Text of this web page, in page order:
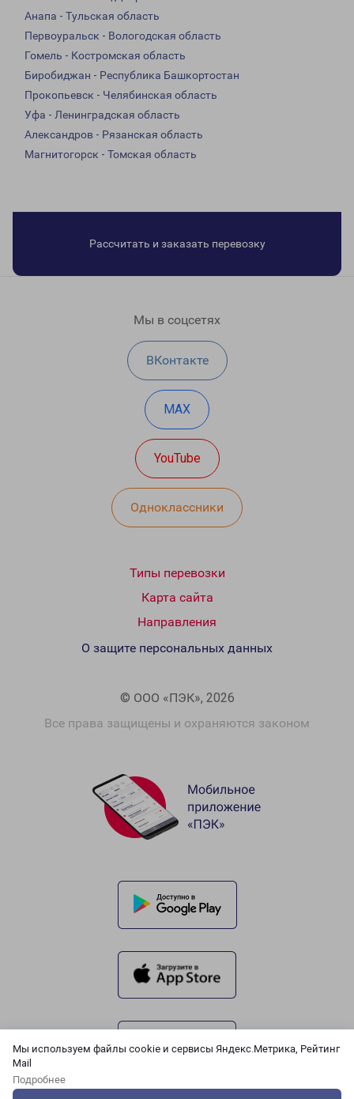
Мы используем файлы cookie и сервисы Яндекс.Метрика, Рейтинг
Mail
Подробнее
Анапа - Тульская область
Первоуральск - Вологодская область
Гомель - Костромская область
Биробиджан - Республика Башкортостан
Прокопьевск - Челябинская область
Уфа - Ленинградская область
Александров - Рязанская область
Магнитогорск - Томская область
Рассчитать и заказать перевозку
Мы в соцсетях
ВКонтакте
MAX
YouTube
Одноклассники
Типы перевозки
Карта сайта
Направления
© ООО «ПЭК», 2026
Все права защищены и охраняются законом
О защите персональных данных